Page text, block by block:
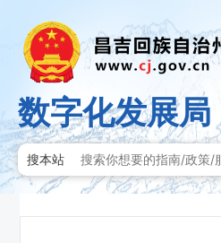
数字化发展局
搜本站